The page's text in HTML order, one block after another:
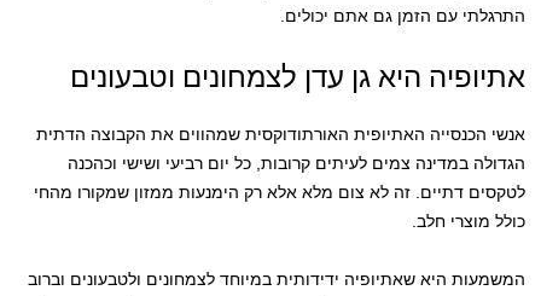
התרגלתי עם הזמן גם אתם יכולים.
אתיופיה היא גן עדן לצמחונים וטבעונים
אנשי הכנסייה האתיופית האורתודוקסית שמהווים את הקבוצה הדתית
הגדולה במדינה צמים לעיתים קרובות, כל יום רביעי ושישי וכהכנה
לטקסים דתיים. זה לא צום מלא אלא רק הימנעות ממזון שמקורו מהחי
כולל מוצרי חלב.
המשמעות היא שאתיופיה ידידותית במיוחד לצמחונים ולטבעונים וברוב